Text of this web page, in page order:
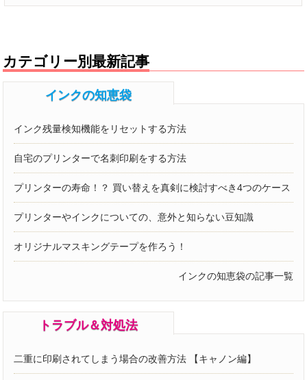
カテゴリー別最新記事
インクの知恵袋
インク残量検知機能をリセットする方法
自宅のプリンターで名刺印刷をする方法
プリンターの寿命！？ 買い替えを真剣に検討すべき4つのケース
プリンターやインクについての、意外と知らない豆知識
オリジナルマスキングテープを作ろう！
インクの知恵袋の記事一覧
トラブル＆対処法
二重に印刷されてしまう場合の改善方法 【キャノン編】